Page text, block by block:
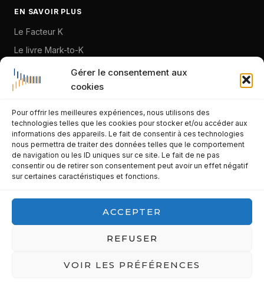
Gérer le consentement aux
cookies
Pour offrir les meilleures expériences, nous utilisons des
technologies telles que les cookies pour stocker et/ou accéder aux
informations des appareils. Le fait de consentir à ces technologies
nous permettra de traiter des données telles que le comportement
de navigation ou les ID uniques sur ce site. Le fait de ne pas
consentir ou de retirer son consentement peut avoir un effet négatif
sur certaines caractéristiques et fonctions.
ACCEPTER
REFUSER
VOIR LES PRÉFÉRENCES
EN SAVOIR PLUS
Le Facteur K
Le livre Mark-to-K
À propos
Blog
CONTACT
franck.lidar@gmail.com
06 95 58 32 89
La Seyne-sur-Mer · Var · PACA
© 2026 Af-Franck Lidar Consulting · Tous droits réservés.